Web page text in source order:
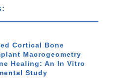
Cortical Bone
Macrogeometry
Healing: An In Vitro
Study